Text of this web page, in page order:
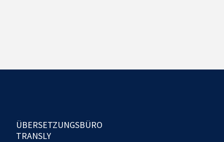
ÜBERSETZUNGSBÜRO
TRANSLY